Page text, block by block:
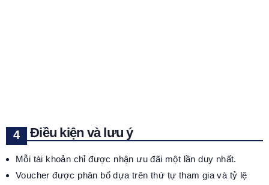
Điều kiện và lưu ý
Mỗi tài khoản chỉ được nhận ưu đãi một lần duy nhất.
Voucher được phân bổ dựa trên thứ tự tham gia và tỷ lệ